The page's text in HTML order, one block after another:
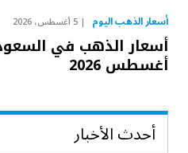
أسعار الذهب اليوم 5 أغسطس، 2026
أغسطس 2026
أحدث الأخبار